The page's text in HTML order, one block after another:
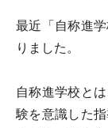
最近「自称進
りました。
自称進学校と
験を意識した